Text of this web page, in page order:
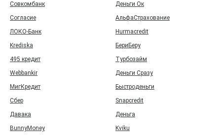
Совкомбанк
Деньги Ок
Согласие
АльфаСтрахование
ЛОКО-Банк
Hurmacredit
Krediska
БериБеру
495 кредит
Турбозайм
Webbankir
Деньги Сразу
МигКредит
Быстроденьги
Сбер
Snapcredit
Давака
Деньга
BunnyMoney
Kviku